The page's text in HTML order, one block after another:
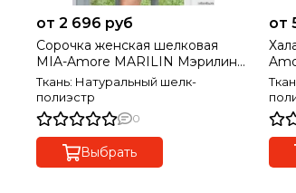
от 2 696 руб
Сорочка женская шелковая
MIA-Amore MARILIN Мэрилин
3101
Ткань: Натуральный шелк-
полиэстр
0
Выбрать
от